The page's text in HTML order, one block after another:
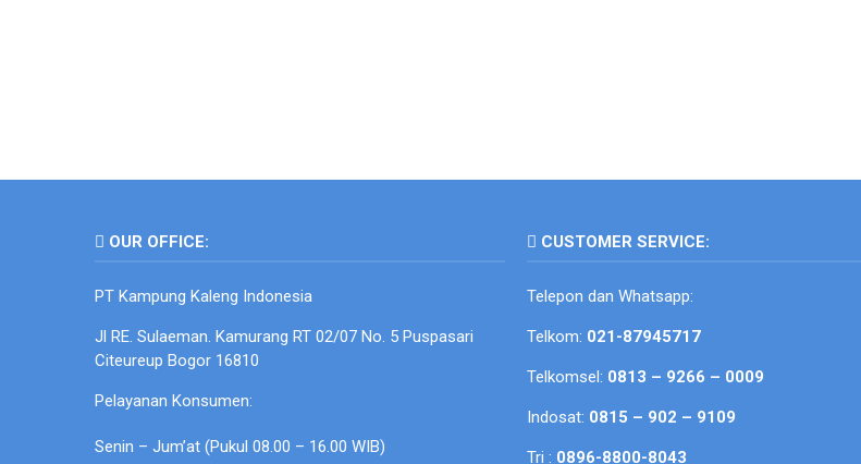
OUR OFFICE:
PT Kampung Kaleng Indonesia
Jl RE. Sulaeman. Kamurang RT 02/07 No. 5 Puspasari
Citeureup Bogor 16810
Pelayanan Konsumen:
Senin – Jum’at (Pukul 08.00 – 16.00 WIB)
CUSTOMER SERVICE:
Telepon dan Whatsapp:
Telkom: 021-87945717
Telkomsel: 0813 – 9266 – 0009
Indosat: 0815 – 902 – 9109
Tri : 0896-8800-8043